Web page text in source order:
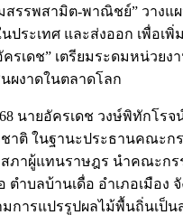
สรรพสามิต-พาณิชย์” วางแ
ประเทศ และส่งออก เพื่อเ
ครเดช” เตรียมระดมหน่วย
ผงาดในตลาดโลก
นายอัครเดช วงษ์พิทักโร
ชาติ ในฐานะประธานคณะก
ภาผู้แทนราษฎร นำคณะกร
ตำบลบ้านเดื่อ อำเภอเมือง
การแปรรูปผลไม้พื้นถิ่นเป็น